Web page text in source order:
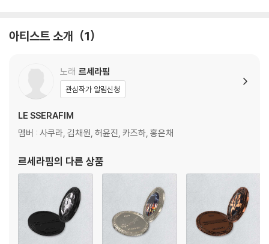
아티스트 소개 1
노래 르세라핌
관심작가 알림신청
LE SSERAFIM
멤버 : 사쿠라, 김채원, 허윤진, 카즈하, 홍은채
르세라핌의 다른 상품